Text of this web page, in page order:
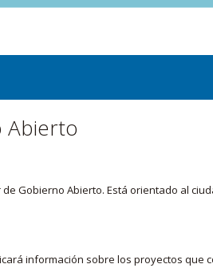
Abierto
Gobierno Abierto. Está orientado al
información sobre los proyectos